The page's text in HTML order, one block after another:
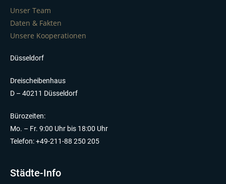
Unser Team
Daten & Fakten
Unsere Kooperationen
Düsseldorf
Dreischeibenhaus
D – 40211 Düsseldorf
Bürozeiten:
Mo. – Fr. 9:00 Uhr bis 18:00 Uhr
Telefon: +49-211-88 250 205
Städte-Info